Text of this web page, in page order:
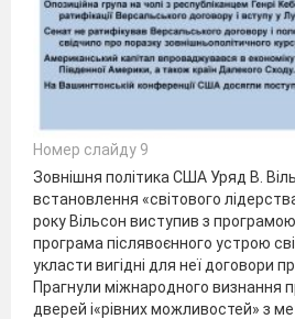
Номер слайду 9
Зовнішня політика США Уряд В.
встановлення «світового
року Вільсон виступив з
програма післявоєнного устрою
укласти вигідні для неї договори
Прагнули міжнародного визнання
дверей і«рівних можливостей» з